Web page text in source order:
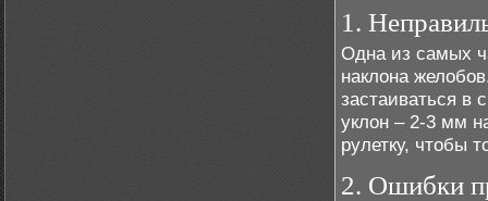
1.
Одна из самых
наклона
застаиваться в
уклон – 2-3 мм
рулетку, чтобы
2. Ошибки